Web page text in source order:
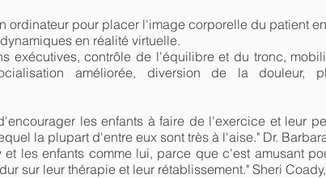
ordinateur pour placer l'image corporelle du patient
en réalité virtuelle.
exécutives, contrôle de l'équilibre et du tronc,
améliorée, diversion de la douleur,
les enfants à faire de l'exercice et leur
la plupart d'entre eux sont très à l'aise." Dr.
les enfants comme lui, parce que c'est amusant
sur leur thérapie et leur rétablissement." Sheri